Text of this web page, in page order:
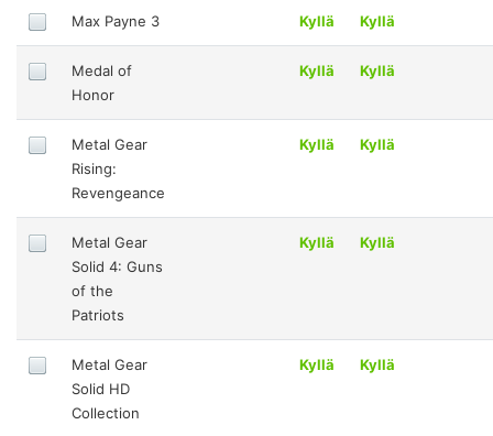
Max Payne 3 Kyllä Kyllä
Medal of
Honor
Kyllä Kyllä
Metal Gear
Rising:
Revengeance
Kyllä Kyllä
Metal Gear
Solid 4: Guns
of the
Patriots
Kyllä Kyllä
Metal Gear
Solid HD
Collection
Kyllä Kyllä